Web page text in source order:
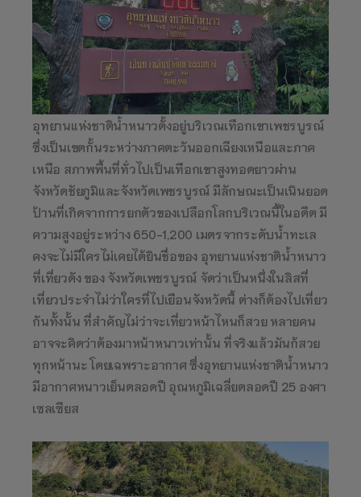
อุทยานแห่งชาติน้ำหนาวตั้งอยู่บริเวณเทือกเขาเพชรบูรณ์
ซึ่งเป็นเขตกั้นระหว่างภาคตะวันออกเฉียงเหนือและภาค
เหนือ สภาพพื้นที่ทั่วไปเป็นเทือกเขาสูงทอดยาวผ่าน
จังหวัดชัยภูมิและจังหวัดเพชรบูรณ์ มีลักษณะเป็นเนินยอด
ป้านที่เกิดจากการยกตัวของเปลือกโลกบริเวณนี้ในอดีต มี
ความสูงอยู่ระหว่าง 650-1,200 เมตรจากระดับน้ำทะเล
คงจะไม่มีใครไม่เคยได้ยินชื่อของ อุทยานแห่งชาติน้ำหนาว
ที่เที่ยวดัง ของ จังหวัดเพชรบูรณ์ จัดว่าเป็นหนึ่งในลิสที่
เที่ยวประจำไม่ว่าใครที่ไปเยือนจังหวัดนี้ ต่างก็ต้องไปเที่ยว
กันทั้งนั้น ที่สำคัญไม่ว่าจะเที่ยวหน้าไหนก็สวย หลายคน
อาจจะคิดว่าต้องมาหน้าหนาวเท่านั้น ที่จริงแล้วมันก้สวย
ทุกหน้านะ โดยเฉพราะอากาศ ซึ่งอุทยานแห่งชาติน้ำหนาว
มีอากาศหนาวเย็นตลอดปี อุณหภูมิเฉลี่ยตลอดปี 25 องศา
เซลเซียส